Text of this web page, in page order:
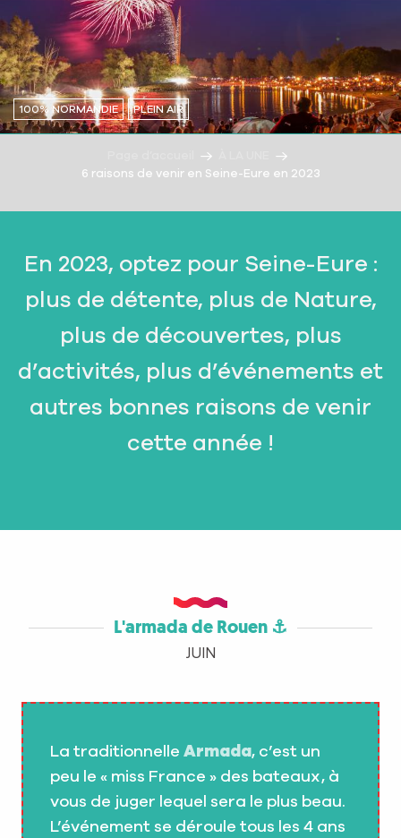
100% NORMANDIE PLEIN AIR
6 raisons de venir en Seine-Eure en 2023
En 2023, optez pour Seine-Eure :
plus de détente, plus de Nature,
plus de découvertes, plus
d’activités, plus d’événements et
autres bonnes raisons de venir
cette année !
L'armada de Rouen ⚓
JUIN
La traditionnelle Armada, c’est un
peu le « miss France » des bateaux, à
vous de juger lequel sera le plus beau.
L’événement se déroule tous les 4 ans